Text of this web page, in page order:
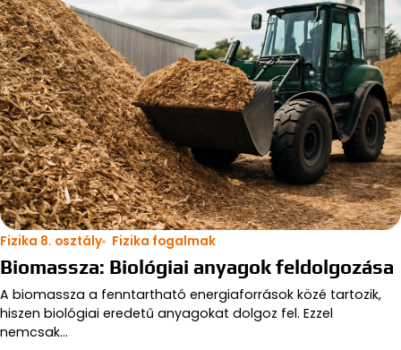
Fizika 8. osztály Fizika fogalmak
Biomassza: Biológiai anyagok feldolgozása
A biomassza a fenntartható energiaforrások közé tartozik,
hiszen biológiai eredetű anyagokat dolgoz fel. Ezzel
nemcsak…